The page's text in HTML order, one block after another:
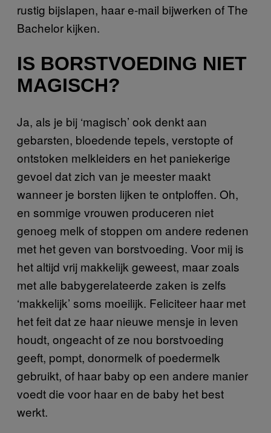
rustig bijslapen, haar e-mail bijwerken of The
Bachelor kijken.
IS BORSTVOEDING NIET
MAGISCH?
Ja, als je bij ‘magisch’ ook denkt aan
gebarsten, bloedende tepels, verstopte of
ontstoken melkleiders en het paniekerige
gevoel dat zich van je meester maakt
wanneer je borsten lijken te ontploffen. Oh,
en sommige vrouwen produceren niet
genoeg melk of stoppen om andere redenen
met het geven van borstvoeding. Voor mij is
het altijd vrij makkelijk geweest, maar zoals
met alle babygerelateerde zaken is zelfs
‘makkelijk’ soms moeilijk. Feliciteer haar met
het feit dat ze haar nieuwe mensje in leven
houdt, ongeacht of ze nou borstvoeding
geeft, pompt, donormelk of poedermelk
gebruikt, of haar baby op een andere manier
voedt die voor haar en de baby het best
werkt.